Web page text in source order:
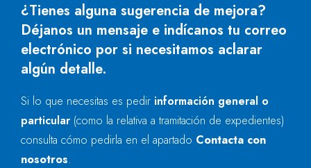
¿Tienes alguna sugerencia de mejora?
Déjanos un mensaje e indícanos tu correo
electrónico por si necesitamos aclarar
algún detalle.
Si lo que necesitas es pedir información general o
particular (como la relativa a tramitación de expedientes)
consulta cómo pedirla en el apartado Contacta con
nosotros.